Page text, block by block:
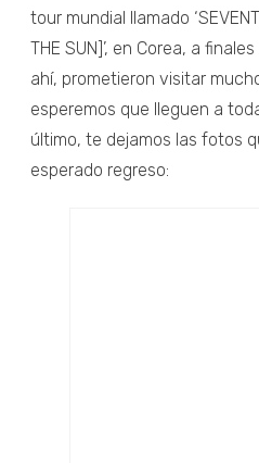
tour mundial llamado
THE SUN]’, en Corea, a
ahí, prometieron visitar
esperemos que lleguen a
último, te dejamos las fotos
esperado regreso: